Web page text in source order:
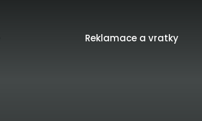
Reklamace a vratky